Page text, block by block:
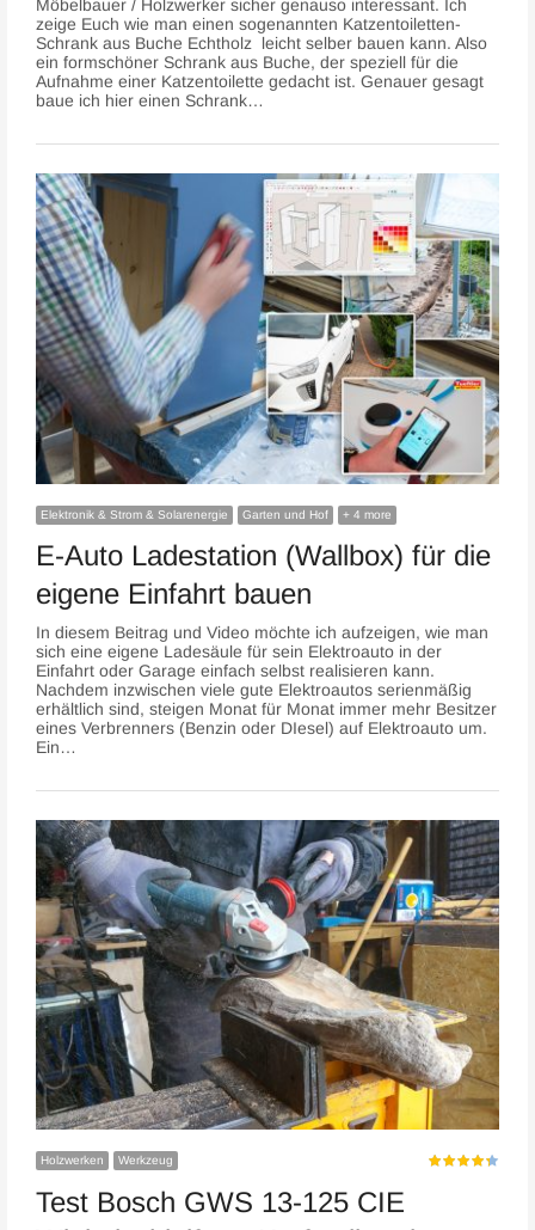
Möbelbauer / Holzwerker sicher genauso interessant. Ich
zeige Euch wie man einen sogenannten Katzentoiletten-
Schrank aus Buche Echtholz leicht selber bauen kann. Also
ein formschöner Schrank aus Buche, der speziell für die
Aufnahme einer Katzentoilette gedacht ist. Genauer gesagt
baue ich hier einen Schrank…
Elektronik & Strom & Solarenergie Garten und Hof + 4 more
E-Auto Ladestation (Wallbox) für die
eigene Einfahrt bauen
In diesem Beitrag und Video möchte ich aufzeigen, wie man
sich eine eigene Ladesäule für sein Elektroauto in der
Einfahrt oder Garage einfach selbst realisieren kann.
Nachdem inzwischen viele gute Elektroautos serienmäßig
erhältlich sind, steigen Monat für Monat immer mehr Besitzer
eines Verbrenners (Benzin oder DIesel) auf Elektroauto um.
Ein…
Holzwerken Werkzeug
Test Bosch GWS 13-125 CIE